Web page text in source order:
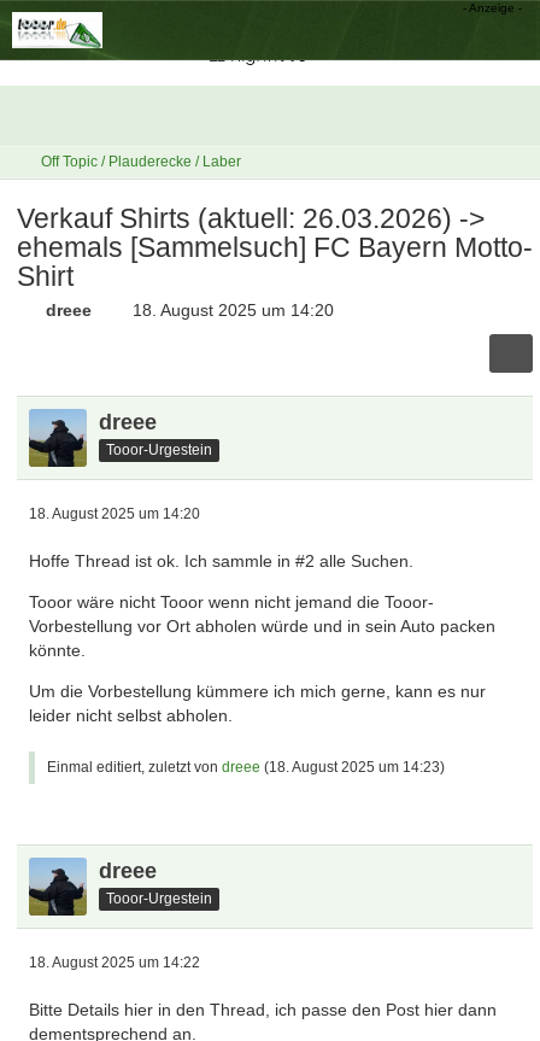
Off Topic / Plauderecke / Laber
Verkauf Shirts (aktuell: 26.03.2026) ->
ehemals [Sammelsuch] FC Bayern Motto-
Shirt
dreee 18. August 2025 um 14:20
dreee
Tooor-Urgestein
18. August 2025 um 14:20
Hoffe Thread ist ok. Ich sammle in #2 alle Suchen.
Tooor wäre nicht Tooor wenn nicht jemand die Tooor-
Vorbestellung vor Ort abholen würde und in sein Auto packen
könnte.
Um die Vorbestellung kümmere ich mich gerne, kann es nur
leider nicht selbst abholen.
Einmal editiert, zuletzt vondreee (18. August 2025 um 14:23)
dreee
Tooor-Urgestein
18. August 2025 um 14:22
Bitte Details hier in den Thread, ich passe den Post hier dann
dementsprechend an.